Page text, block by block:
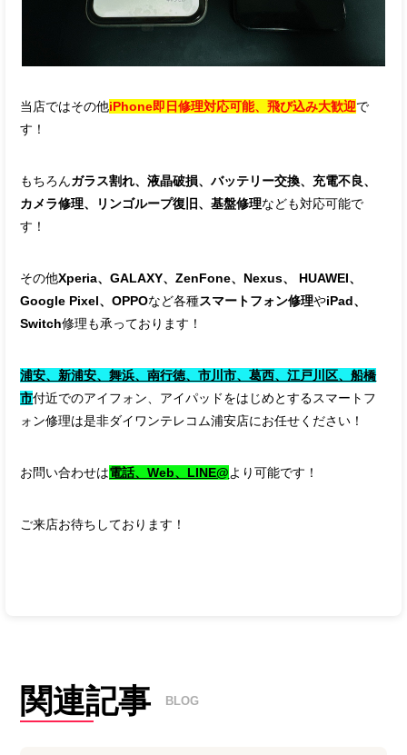
当店ではその他iPhone即日修理対応可能、飛び込み大歓迎で
す！
もちろんガラス割れ、液晶破損、バッテリー交換、充電不良、
カメラ修理、リンゴループ復旧、基盤修理なども対応可能で
す！
その他Xperia、GALAXY、ZenFone、Nexus、 HUAWEI、
Google Pixel、OPPOなど各種スマートフォン修理やiPad、
Switch修理も承っております！
浦安、新浦安、舞浜、南行徳、市川市、葛西、江戸川区、船橋
市付近でのアイフォン、アイパッドをはじめとするスマートフ
ォン修理は是非ダイワンテレコム浦安店にお任せください！
お問い合わせは電話、Web、LINE@より可能です！
ご来店お待ちしております！
関連記事 BLOG